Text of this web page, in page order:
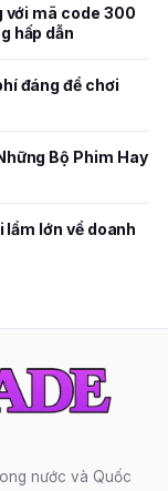
với mã code 300
hấp dẫn
đáng để chơi
Bộ Phim Hay
lớn về doanh
nước và Quốc